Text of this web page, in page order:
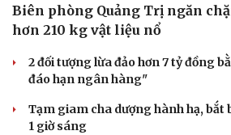
Biên phòng Quảng Trị ngăn
hơn 210 kg vật liệu nổ
2 đối tượng lừa đảo hơn 7 tỷ đồng
đáo hạn ngân hàng"
Tạm giam cha dượng hành hạ, bắt
1 giờ sáng